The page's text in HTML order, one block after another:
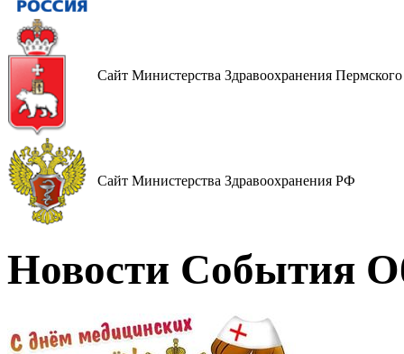
Cайт Министерства Здравоохранения Пермского
Cайт Министерства Здравоохранения РФ
Новости События